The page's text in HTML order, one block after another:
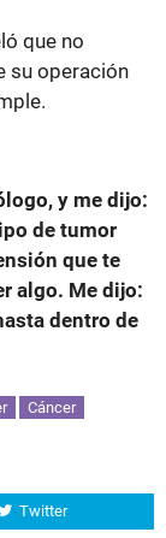
que no
su operación
y me dijo:
de tumor
que te
algo. Me dijo:
dentro de
Cáncer
Twitter